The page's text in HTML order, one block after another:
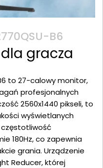
B6
gracza
to 27-calowy monitor,
profesjonalnych
2560x1440 pikseli, to
wyświetlanych
180Hz, co zapewnia
grania. Urządzenie
Reducer, której